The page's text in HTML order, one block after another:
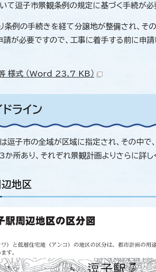
て逗子市景観条例の規定に基づく手続が必
条例の手続きを経て分譲地が整備され、そ
請が必要ですので、工事に着手する前に申
様式 （Word 23.7 KB）
ライン
逗子市の全域が区域に指定され、その中で、
所あり、それぞれ景観計画よりさらに詳し
地区